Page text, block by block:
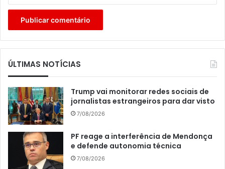
ÚLTIMAS NOTÍCIAS
Trump vai monitorar redes sociais de
jornalistas estrangeiros para dar visto
7/08/2026
PF reage a interferência de Mendonça
e defende autonomia técnica
7/08/2026